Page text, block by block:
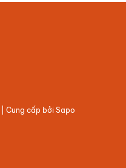
| Cung cấp bởi Sapo